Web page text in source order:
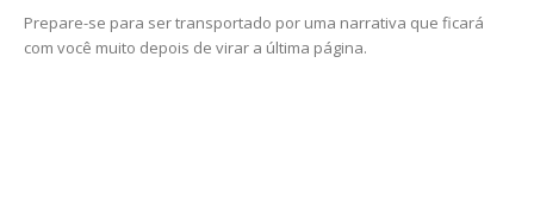
Prepare-se para ser transportado por uma narrativa que ficará
com você muito depois de virar a última página.